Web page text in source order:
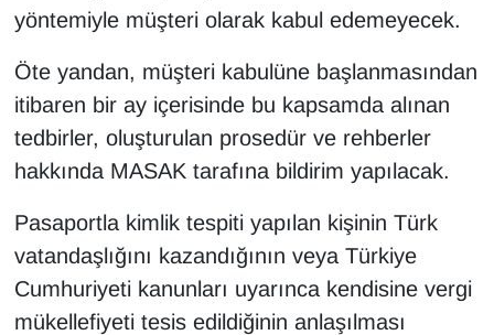
yöntemiyle müşteri olarak kabul edemeyecek.
Öte yandan, müşteri kabulüne başlanmasından
itibaren bir ay içerisinde bu kapsamda alınan
tedbirler, oluşturulan prosedür ve rehberler
hakkında MASAK tarafına bildirim yapılacak.
Pasaportla kimlik tespiti yapılan kişinin Türk
vatandaşlığını kazandığının veya Türkiye
Cumhuriyeti kanunları uyarınca kendisine vergi
mükellefiyeti tesis edildiğinin anlaşılması